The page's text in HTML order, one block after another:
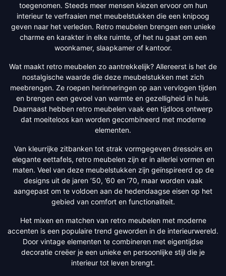
toegenomen. Steeds meer mensen kiezen ervoor om hun
interieur te verfraaien met meubelstukken die een knipoog
geven naar het verleden. Retro meubelen brengen een unieke
charme en karakter in elke ruimte, of het nu gaat om een
woonkamer, slaapkamer of kantoor.
Wat maakt retro meubelen zo aantrekkelijk? Allereerst is het de
nostalgische waarde die deze meubelstukken met zich
meebrengen. Ze roepen herinneringen op aan vervlogen tijden
en brengen een gevoel van warmte en gezelligheid in huis.
Daarnaast hebben retro meubelen vaak een tijdloos ontwerp
dat moeiteloos kan worden gecombineerd met moderne
elementen.
Van kleurrijke zitbanken tot strak vormgegeven dressoirs en
elegante eettafels, retro meubelen zijn er in allerlei vormen en
maten. Veel van deze meubelstukken zijn geïnspireerd op de
designs uit de jaren ’50, ’60 en ’70, maar worden vaak
aangepast om te voldoen aan de hedendaagse eisen op het
gebied van comfort en functionaliteit.
Het mixen en matchen van retro meubelen met moderne
accenten is een populaire trend geworden in de interieurwereld.
Door vintage elementen te combineren met eigentijdse
decoratie creëer je een unieke en persoonlijke stijl die je
interieur tot leven brengt.